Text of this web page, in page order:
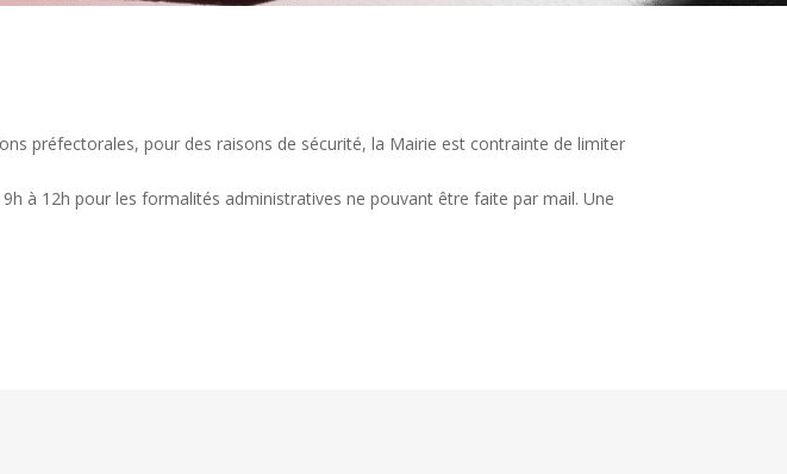
préfectorales, pour des raisons de sécurité, la Mairie est contrainte de limiter
à 12h pour les formalités administratives ne pouvant être faite par mail. Une